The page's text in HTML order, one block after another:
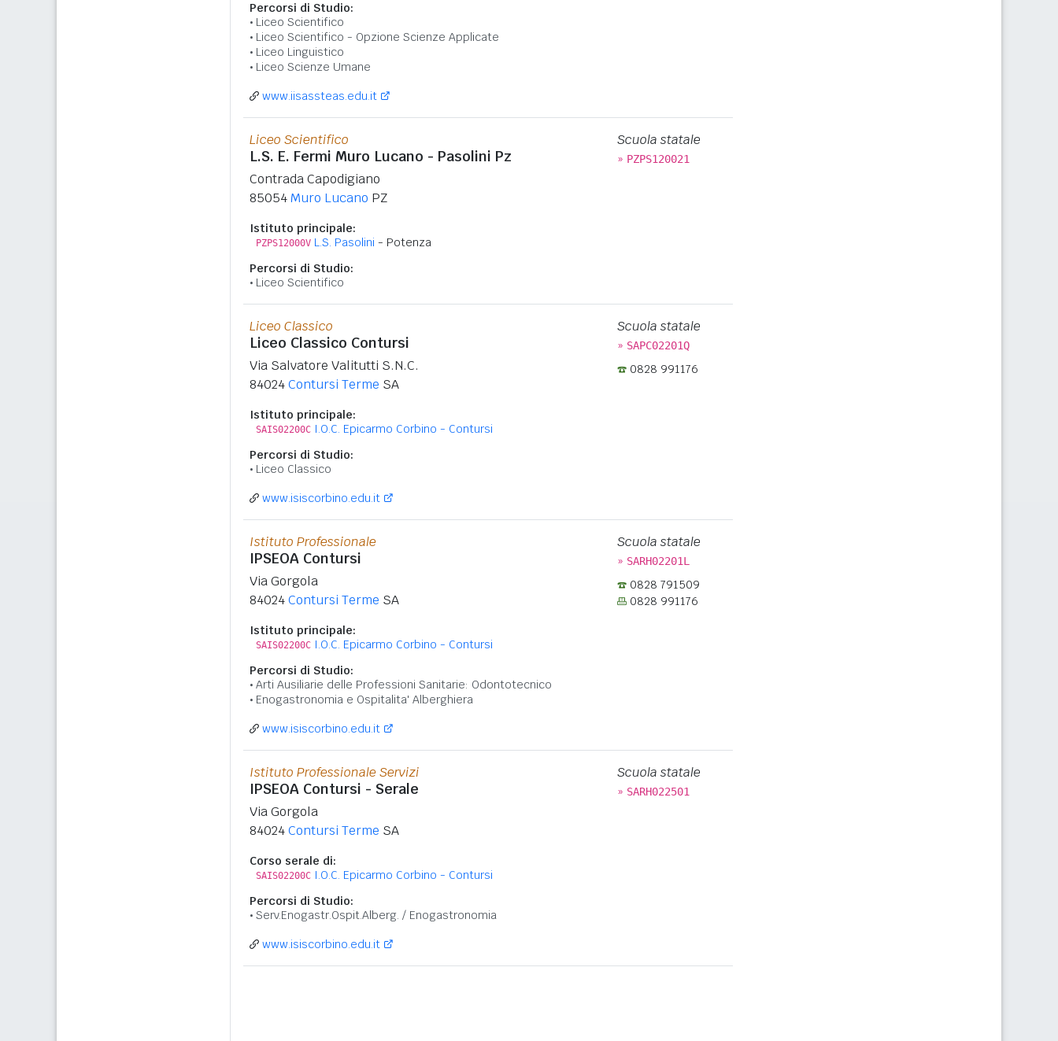
Percorsi di Studio:
Liceo Scientifico
Liceo Scientifico - Opzione Scienze Applicate
Liceo Linguistico
Liceo Scienze Umane
www.iisassteas.edu.it
Liceo Scientifico
L.S. E. Fermi Muro Lucano - Pasolini Pz
Contrada Capodigiano
85054Muro Lucano PZ
Istituto principale:
PZPS12000V L.S. Pasolini - Potenza
Percorsi di Studio:
Liceo Scientifico
Scuola statale
» PZPS120021
Liceo Classico
Liceo Classico Contursi
Via Salvatore Valitutti S.N.C.
84024Contursi Terme SA
Istituto principale:
SAIS02200C I.O.C. Epicarmo Corbino - Contursi
Percorsi di Studio:
Liceo Classico
Scuola statale
» SAPC02201Q
0828 991176
www.isiscorbino.edu.it
Istituto Professionale
IPSEOA Contursi
Via Gorgola
84024Contursi Terme SA
Istituto principale:
SAIS02200C I.O.C. Epicarmo Corbino - Contursi
Percorsi di Studio:
Arti Ausiliarie delle Professioni Sanitarie: Odontotecnico
Enogastronomia e Ospitalita' Alberghiera
Scuola statale
» SARH02201L
0828 791509
0828 991176
www.isiscorbino.edu.it
Istituto Professionale Servizi
IPSEOA Contursi - Serale
Via Gorgola
84024Contursi Terme SA
Corso serale di:
SAIS02200C I.O.C. Epicarmo Corbino - Contursi
Percorsi di Studio:
Serv.Enogastr.Ospit.Alberg. / Enogastronomia
Scuola statale
» SARH022501
www.isiscorbino.edu.it